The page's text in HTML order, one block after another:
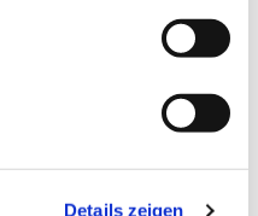
Details zeigen